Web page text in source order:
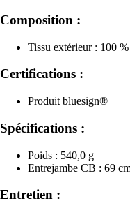
Composition :
Tissu extérieur : 100
Certifications :
Produit bluesign®
Spécifications :
Poids : 540,0 g
Entrejambe CB : 69
Entretien :